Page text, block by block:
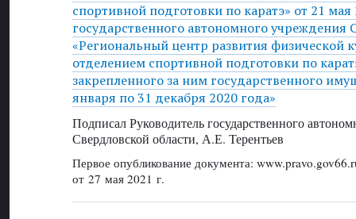
спортивной подготовки по каратэ» от 21 мая
государственного автономного учреждения
«Региональный центр развития физической
отделением спортивной подготовки по
закрепленного за ним государственного
января по 31 декабря 2020 года»
Подписал Руководитель государственного
Свердловской области, А.Е. Терентьев
Первое опубликование документа:
от 27 мая 2021 г.